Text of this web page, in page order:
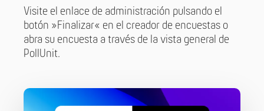
Visite el enlace de administración pulsando el
botón »Finalizar« en el creador de encuestas o
abra su encuesta a través de la vista general de
PollUnit.